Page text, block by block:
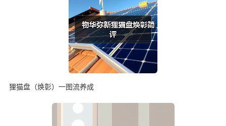
狸猫盘（焕彰）一图流养成